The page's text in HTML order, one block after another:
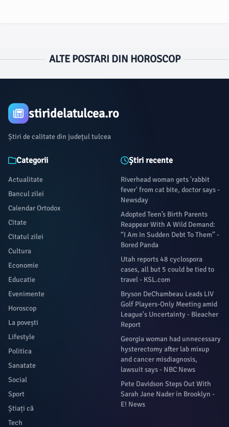
ALTE POSTARI DIN HOROSCOP
stiridelatulcea.ro
Știri de calitate din județul tulcea
Categorii
Actualitate
Bancul zilei
Calendar Ortodox
Citate
Citatul zilei
Cultura
Economie
Educatie
Evenimente
Horoscop
La povești
Lifestyle
Politica
Sanatate
Social
Sport
Știați că
Tech
Știri recente
Riverhead woman gets 'rabbit
fever' from cat bite, doctor says -
Newsday
Adopted Teen’s Birth Parents
Reappear With A Wild Demand:
“I Am In Sudden Debt To Them” -
Bored Panda
Utah reports 48 cyclospora
cases, all but 5 could be tied to
travel - KSL.com
Bryson DeChambeau Leads LIV
Golf Players-Only Meeting amid
League's Uncertainty - Bleacher
Report
Georgia woman had unnecessary
hysterectomy after lab mixup
and cancer misdiagnosis,
lawsuit says - NBC News
Pete Davidson Steps Out With
Sarah Jane Nader in Brooklyn -
E! News